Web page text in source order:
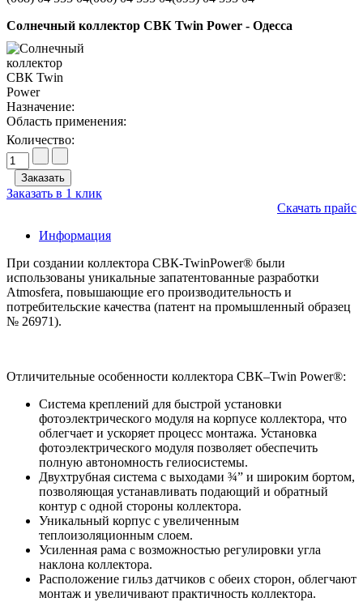
Солнечный коллектор CВК Twin Power - Одесса
Назначение:
Область применения:
Количество:
Заказать в 1 клик
Скачать прайс
Информация
При создании коллектора СВК-TwinPower® были
использованы уникальные запатентованные разработки
Atmosfera, повышающие его производительность и
потребительские качества (патент на промышленный образец
№ 26971).
Отличительные особенности коллектора СВК–Twin Power®:
Система креплений для быстрой установки
фотоэлектрического модуля на корпусе коллектора, что
облегчает и ускоряет процесс монтажа. Установка
фотоэлектрического модуля позволяет обеспечить
полную автономность гелиосистемы.
Двухтрубная система с выходами ¾” и широким бортом,
позволяющая устанавливать подающий и обратный
контур с одной стороны коллектора.
Уникальный корпус с увеличенным
теплоизоляционным слоем.
Усиленная рама с возможностью регулировки угла
наклона коллектора.
Расположение гильз датчиков с обеих сторон, облегчают
монтаж и увеличивают практичность коллектора.